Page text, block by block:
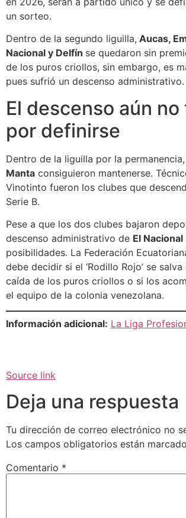
un sorteo.
Dentro de la segundo liguilla, Aucas,
Nacional y Delfín se quedaron sin
de los puros criollos, sin embargo, es
pues sufrió un descenso administrativo.
El descenso aún
por definirse
Dentro de la liguilla por la permanencia,
Manta consiguieron mantenerse.
Vinotinto fueron los clubes que
Serie B.
Pese a que los dos clubes bajaron
descenso administrativo de El Nacional
posibilidades. La Federación
debe decidir si el ‘Rodillo Rojo’ se
caída de los puros criollos o si los
el equipo de la colonia venezolana.
Información adicional: La Liga
Source link
Deja una respuesta
Tu dirección de correo electrónico no
Los campos obligatorios están
Comentario *